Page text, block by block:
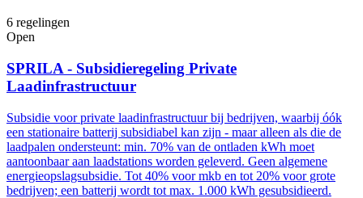
6 regelingen
Open
SPRILA - Subsidieregeling Private
Laadinfrastructuur
Subsidie voor private laadinfrastructuur bij bedrijven, waarbij óók
een stationaire batterij subsidiabel kan zijn - maar alleen als die de
laadpalen ondersteunt: min. 70% van de ontladen kWh moet
aantoonbaar aan laadstations worden geleverd. Geen algemene
energieopslagsubsidie. Tot 40% voor mkb en tot 20% voor grote
bedrijven; een batterij wordt tot max. 1.000 kWh gesubsidieerd.